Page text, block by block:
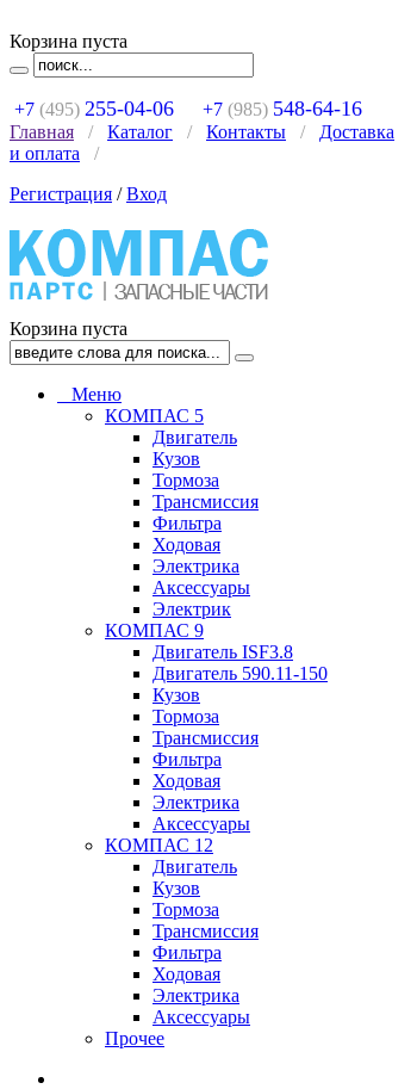
Корзина пуста
+7 (495) 255-04-06 +7 (985) 548-64-16
Главная / Каталог / Контакты / Доставка
и оплата
/
Регистрация /Вход
Корзина пуста
Меню
КОМПАС 5
Двигатель
Кузов
Тормоза
Трансмиссия
Фильтра
Ходовая
Электрика
Аксессуары
Электрик
КОМПАС 9
Двигатель ISF3.8
Двигатель 590.11-150
Кузов
Тормоза
Трансмиссия
Фильтра
Ходовая
Электрика
Аксессуары
КОМПАС 12
Двигатель
Кузов
Тормоза
Трансмиссия
Фильтра
Ходовая
Электрика
Аксессуары
Прочее